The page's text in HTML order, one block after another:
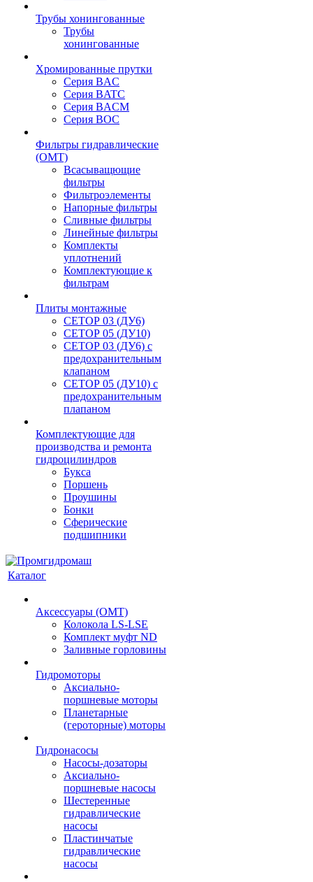
Трубы хонингованные
Трубы
хонингованные
Хромированные прутки
Серия BAC
Серия BATC
Серия BACM
Серия BOC
Фильтры гидравлические
(OMT)
Всасыващющие
фильтры
Фильтроэлементы
Напорные фильтры
Сливные фильтры
Линейные фильтры
Комплекты
уплотнений
Комплектующие к
фильтрам
Плиты монтажные
CЕТОР 03 (ДУ6)
CЕТОР 05 (ДУ10)
CЕТОР 03 (ДУ6) с
предохранительным
клапаном
CЕТОР 05 (ДУ10) с
предохранительным
плапаном
Комплектующие для
производства и ремонта
гидроцилиндров
Букса
Поршень
Проушины
Бонки
Сферические
подшипники
Каталог
Аксессуары (OMT)
Колокола LS-LSE
Комплект муфт ND
Заливные горловины
Гидромоторы
Аксиально-
поршневые моторы
Планетарные
(героторные) моторы
Гидронасосы
Насосы-дозаторы
Аксиально-
поршневые насосы
Шестеренные
гидравлические
насосы
Пластинчатые
гидравлические
насосы